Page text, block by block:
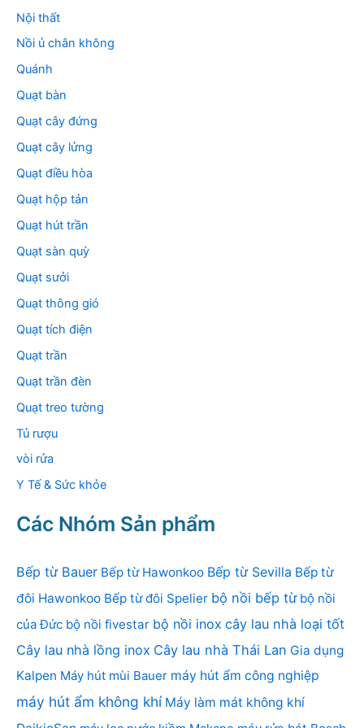
Nội thất
Nồi ủ chân không
Quánh
Quạt bàn
Quạt cây đứng
Quạt cây lửng
Quạt điều hòa
Quạt hộp tản
Quạt hút trần
Quạt sàn quỳ
Quạt sưởi
Quạt thông gió
Quạt tích điện
Quạt trần
Quạt trần đèn
Quạt treo tường
Tủ rượu
vòi rửa
Y Tế & Sức khỏe
Các Nhóm Sản phẩm
Bếp từ Bauer Bếp từ Hawonkoo Bếp từ Sevilla Bếp từ
đôi Hawonkoo Bếp từ đôi Spelier bộ nồi bếp từ bộ nồi
của Đức bộ nồi fivestar bộ nồi inox cây lau nhà loại tốt
Cây lau nhà lồng inox Cây lau nhà Thái Lan Gia dụng
Kalpen Máy hút mùi Bauer máy hút ẩm công nghiệp
máy hút ẩm không khí Máy làm mát không khí